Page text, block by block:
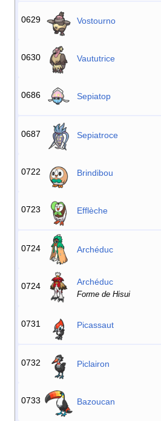
0629 Vostourno
0630 Vaututrice
0686 Sepiatop
0687 Sepiatroce
0722 Brindibou
0723 Efflèche
0724 Archéduc
0724 Archéduc
Forme de Hisui
0731 Picassaut
0732 Piclairon
0733 Bazoucan